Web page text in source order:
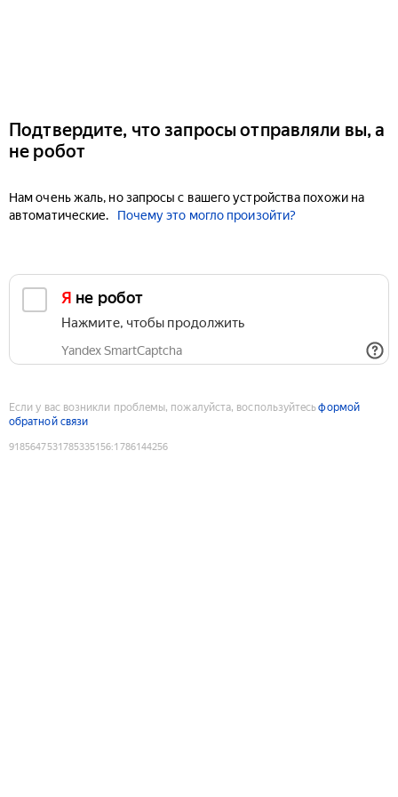
Подтвердите, что запросы отправляли вы, а
не робот
Нам очень жаль, но запросы с вашего устройства похожи на
автоматические.
Почему это могло произойти?
Я не робот
Нажмите, чтобы продолжить
Yandex SmartCaptcha
Если у вас возникли проблемы, пожалуйста, воспользуйтесьформой
обратной связи
9185647531785335156:1786144256